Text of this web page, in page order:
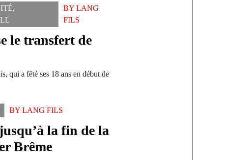
,
BYLANG
FILS
le transfert de
qui a fêté ses 18 ans en début de
BYLANG FILS
la fin de la
Brême